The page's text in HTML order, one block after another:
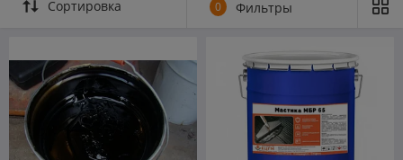
Сортировка 0 Фильтры